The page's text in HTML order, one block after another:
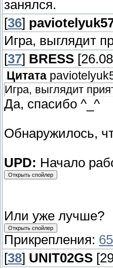
занялся.
[36]
Игра, выглядит
[37] BRESS
Цитата
Игра, выглядит
Да, спасибо ^_^
Обнаружилось,
UPD: Начало
Или уже лучше?
Прикрепления:
[38] UNIT02GS